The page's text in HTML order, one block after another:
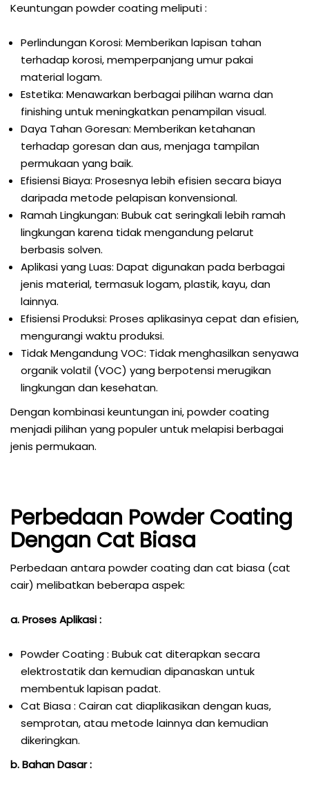
Keuntungan powder coating meliputi :
Perlindungan Korosi: Memberikan lapisan tahan
terhadap korosi, memperpanjang umur pakai
material logam.
Estetika: Menawarkan berbagai pilihan warna dan
finishing untuk meningkatkan penampilan visual.
Daya Tahan Goresan: Memberikan ketahanan
terhadap goresan dan aus, menjaga tampilan
permukaan yang baik.
Efisiensi Biaya: Prosesnya lebih efisien secara biaya
daripada metode pelapisan konvensional.
Ramah Lingkungan: Bubuk cat seringkali lebih ramah
lingkungan karena tidak mengandung pelarut
berbasis solven.
Aplikasi yang Luas: Dapat digunakan pada berbagai
jenis material, termasuk logam, plastik, kayu, dan
lainnya.
Efisiensi Produksi: Proses aplikasinya cepat dan efisien,
mengurangi waktu produksi.
Tidak Mengandung VOC: Tidak menghasilkan senyawa
organik volatil (VOC) yang berpotensi merugikan
lingkungan dan kesehatan.
Dengan kombinasi keuntungan ini, powder coating
menjadi pilihan yang populer untuk melapisi berbagai
jenis permukaan.
Perbedaan Powder Coating
Dengan Cat Biasa
Perbedaan antara powder coating dan cat biasa (cat
cair) melibatkan beberapa aspek:
a. Proses Aplikasi :
Powder Coating : Bubuk cat diterapkan secara
elektrostatik dan kemudian dipanaskan untuk
membentuk lapisan padat.
Cat Biasa : Cairan cat diaplikasikan dengan kuas,
semprotan, atau metode lainnya dan kemudian
dikeringkan.
b. Bahan Dasar :